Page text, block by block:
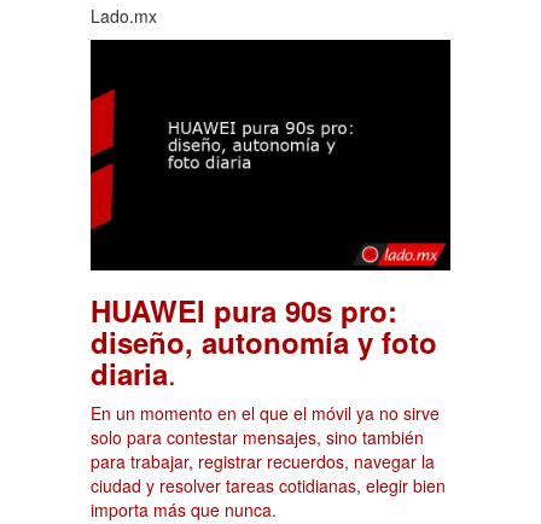
Lado.mx
HUAWEI pura 90s pro:
diseño, autonomía y foto
diaria.
En un momento en el que el móvil ya no sirve
solo para contestar mensajes, sino también
para trabajar, registrar recuerdos, navegar la
ciudad y resolver tareas cotidianas, elegir bien
importa más que nunca.